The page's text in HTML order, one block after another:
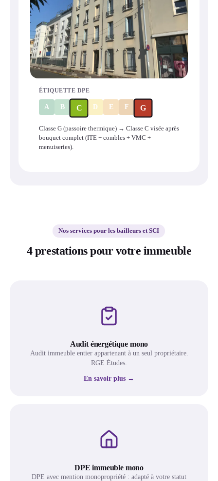
ÉTIQUETTE DPE
A B C D E F G
Classe G (passoire thermique) → Classe C visée après
bouquet complet (ITE + combles + VMC +
menuiseries).
Nos services pour les bailleurs et SCI
4 prestations pour votre immeuble
Audit énergétique mono
Audit immeuble entier appartenant à un seul propriétaire.
RGE Études.
En savoir plus →
DPE immeuble mono
DPE avec mention monopropriété : adapté à votre statut